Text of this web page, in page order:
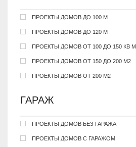
ПРОЕКТЫ ДОМОВ ДО 100 М
ПРОЕКТЫ ДОМОВ ДО 120 М
ПРОЕКТЫ ДОМОВ ОТ 100 ДО 150 КВ М
ПРОЕКТЫ ДОМОВ ОТ 150 ДО 200 М2
ПРОЕКТЫ ДОМОВ ОТ 200 М2
ГАРАЖ
ПРОЕКТЫ ДОМОВ БЕЗ ГАРАЖА
ПРОЕКТЫ ДОМОВ С ГАРАЖОМ